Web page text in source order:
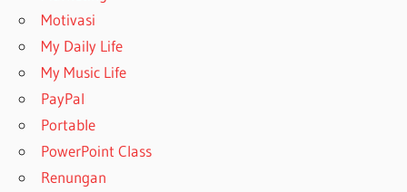
Motivasi
My Daily Life
My Music Life
PayPal
Portable
PowerPoint Class
Renungan